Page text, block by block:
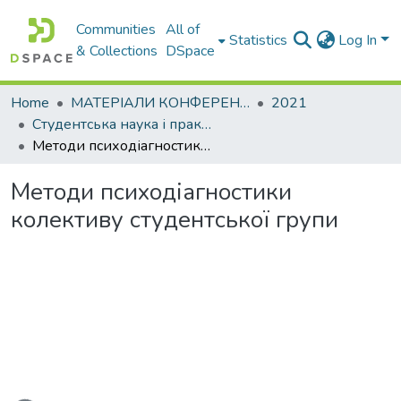
Communities
& Collections
All of
DSpace
Statistics Log In
Home МАТЕРІАЛИ КОНФЕРЕНЦІЙ
2021
Студентська наука і практика - 2021 (психолого-педагогічні та філософські аспекти освітнього процесу – 2021)
Методи психодіагностики колективу студентської групи
Методи психодіагностики
колективу студентської групи